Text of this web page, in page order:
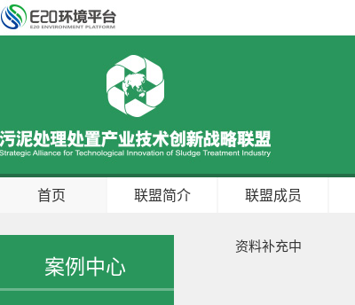
首页 联盟简介 联盟成员
案例中心
资料补充中